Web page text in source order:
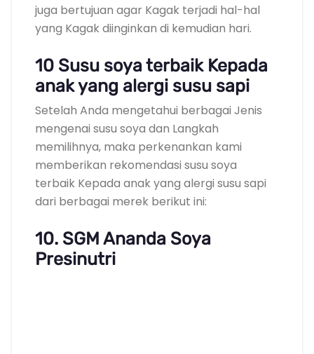
juga bertujuan agar Kagak terjadi hal-hal
yang Kagak diinginkan di kemudian hari.
10 Susu soya terbaik Kepada
anak yang alergi susu sapi
Setelah Anda mengetahui berbagai Jenis
mengenai susu soya dan Langkah
memilihnya, maka perkenankan kami
memberikan rekomendasi susu soya
terbaik Kepada anak yang alergi susu sapi
dari berbagai merek berikut ini:
10. SGM Ananda Soya
Presinutri